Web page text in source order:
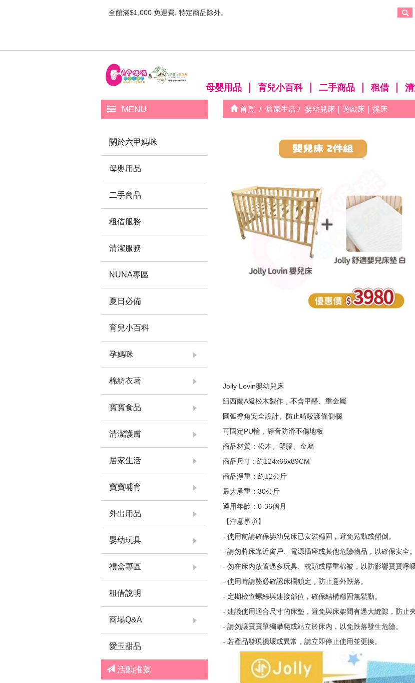
全館滿$1,000 免運費, 特定商品除外。
母嬰用品 育兒小百科 二手商品 租借
MENU
關於六甲媽咪
母嬰用品
二手商品
租借服務
清潔服務
NUNA專區
夏日必備
育兒小百科
孕媽咪
棉紡衣著
寶寶食品
清潔護膚
居家生活
寶寶哺育
外出用品
嬰幼玩具
禮盒專區
租借說明
商場Q&A
愛玉甜品
活動推薦
首頁 居家生活 嬰幼兒床｜遊戲床｜搖床
Jolly Lovin嬰幼兒床
紐西蘭A級松木製作，不含甲醛、重金屬
圓弧導角安全設計、防止啃咬護條側欄
可固定PU輪，靜音防滑不傷地板
商品材質：松木、塑膠、金屬
商品尺寸 : 約124x66x89CM
商品淨重：約12公斤
最大承重：30公斤
適用年齡：0-36個月
【注意事項】
- 使用前請確保嬰幼兒床已安裝穩固，避免晃動或傾倒。
- 請勿將床靠近窗戶、電源插座或其他危險物品，以確保安全。
- 勿在床內放置過多玩具、枕頭或厚重棉被，以防影響寶寶呼吸
- 使用時請務必確認床欄鎖定，防止意外跌落。
- 定期檢查螺絲與連接部位，確保結構穩固無鬆動。
- 建議使用適合尺寸的床墊，避免與床架間有過大縫隙，防止夾
- 請勿讓寶寶單獨攀爬或站立於床內，以免跌落發生危險。
- 若產品發現損壞或異常，請立即停止使用並更換。